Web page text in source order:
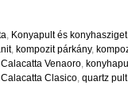
Konyapult és konyhasziget,
, kompozit párkány,
Venaoro
Clasico quartz